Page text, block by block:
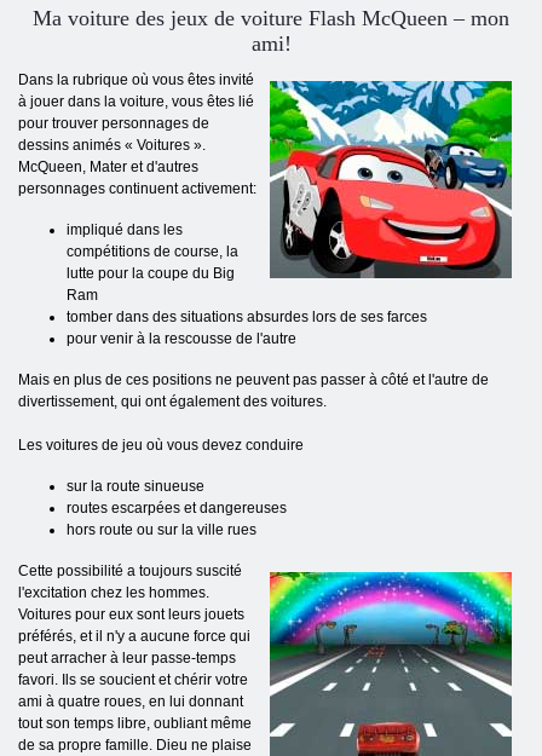
Ma voiture des jeux de voiture Flash McQueen – mon
ami!
Dans la rubrique où vous êtes invité
à jouer dans la voiture, vous êtes lié
pour trouver personnages de
dessins animés « Voitures ».
McQueen, Mater et d'autres
personnages continuent activement:
impliqué dans les
compétitions de course, la
lutte pour la coupe du Big
Ram
tomber dans des situations absurdes lors de ses farces
pour venir à la rescousse de l'autre
Mais en plus de ces positions ne peuvent pas passer à côté et l'autre de
divertissement, qui ont également des voitures.
Les voitures de jeu où vous devez conduire
sur la route sinueuse
routes escarpées et dangereuses
hors route ou sur la ville rues
Cette possibilité a toujours suscité
l'excitation chez les hommes.
Voitures pour eux sont leurs jouets
préférés, et il n'y a aucune force qui
peut arracher à leur passe-temps
favori. Ils se soucient et chérir votre
ami à quatre roues, en lui donnant
tout son temps libre, oubliant même
de sa propre famille. Dieu ne plaise